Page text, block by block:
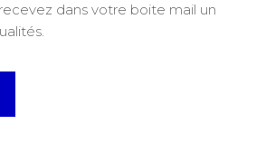
dans votre boite mail un